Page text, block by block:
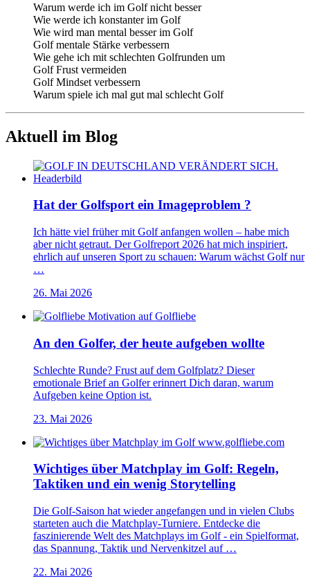
Warum werde ich im Golf nicht besser
Wie werde ich konstanter im Golf
Wie wird man mental besser im Golf
Golf mentale Stärke verbessern
Wie gehe ich mit schlechten Golfrunden um
Golf Frust vermeiden
Golf Mindset verbessern
Warum spiele ich mal gut mal schlecht Golf
Aktuell im Blog
Hat der Golfsport ein Imageproblem ?
Ich hätte viel früher mit Golf anfangen wollen – habe mich
aber nicht getraut. Der Golfreport 2026 hat mich inspiriert,
ehrlich auf unseren Sport zu schauen: Warum wächst Golf nur
…
26. Mai 2026
An den Golfer, der heute aufgeben wollte
Schlechte Runde? Frust auf dem Golfplatz? Dieser
emotionale Brief an Golfer erinnert Dich daran, warum
Aufgeben keine Option ist.
23. Mai 2026
Wichtiges über Matchplay im Golf: Regeln,
Taktiken und ein wenig Storytelling
Die Golf-Saison hat wieder angefangen und in vielen Clubs
starteten auch die Matchplay-Turniere. Entdecke die
faszinierende Welt des Matchplays im Golf - ein Spielformat,
das Spannung, Taktik und Nervenkitzel auf …
22. Mai 2026